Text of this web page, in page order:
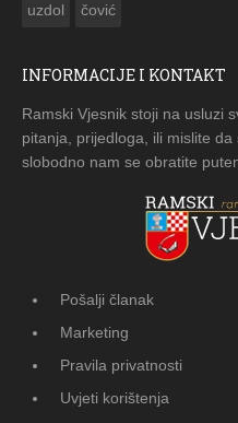
uzdol čović
INFORMACIJE I KONTAKT
Ramski Vjesnik stoji na usluzi
pitanja, prijedloga, ili mislite
slobodno nam se obratite
Pošalji članak
Marketing
Pravila privatnosti
Uvjeti korištenja